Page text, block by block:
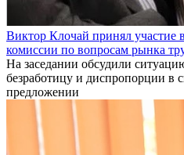
Виктор Клочай принял участие
комиссии по вопросам рынка
На заседании обсудили
безработицу и диспропорции в
предложении